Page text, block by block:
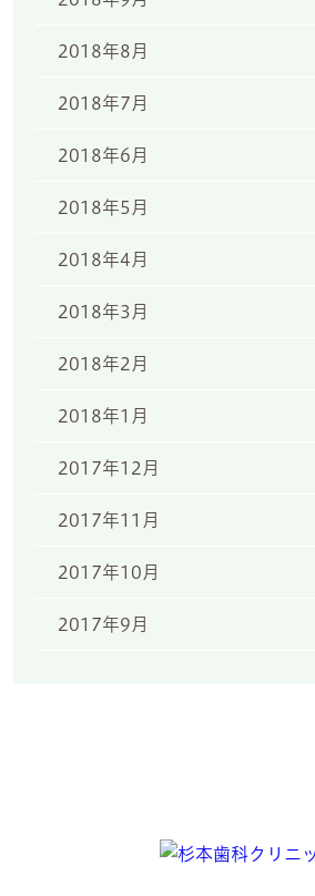
2018年8月
2018年7月
2018年6月
2018年5月
2018年4月
2018年3月
2018年2月
2018年1月
2017年12月
2017年11月
2017年10月
2017年9月